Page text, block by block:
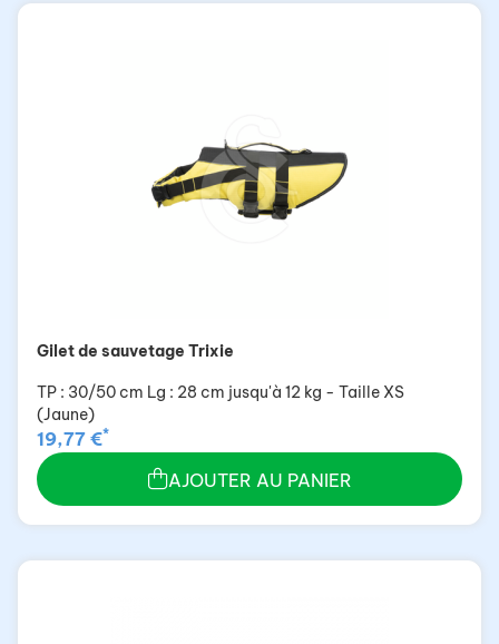
Gilet de sauvetage Trixie
TP : 30/50 cm Lg : 28 cm jusqu'à 12 kg - Taille XS
(Jaune)
19,77 €*
AJOUTER AU PANIER